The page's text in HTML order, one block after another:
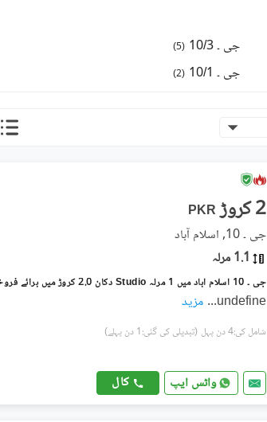
جی ۔ 10/3 (
5
)
جی ۔ 10/1 (
2
)
PKR 2 کروڑ
جی ۔ 10, اسلام آباد
1.1 مرلہ
undefine
... مزید
شامل کی:4 دن پہل (تبدیلی کی گئی:1 دن پہلے)
واٹس ایپ کال